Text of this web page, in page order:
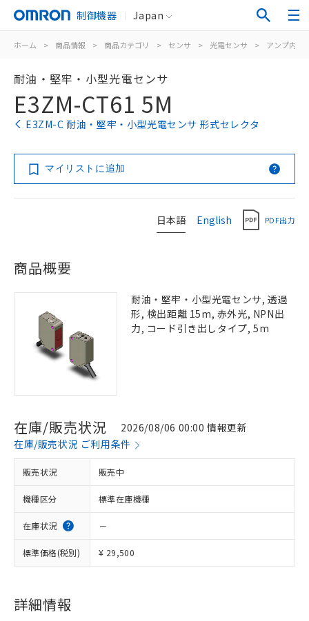
制御機器 Japan
ホーム > 商品情報 > 商品カテゴリ > センサ > 光電センサ > アンプ内蔵
耐油・堅牢・小型光電センサ
E3ZM-CT61 5M
E3ZM-C 耐油・堅牢・小型光電センサ 形式セレクタ
マイリストに追加
日本語 English PDF出力
商品概要
耐油・堅牢・小型光電センサ, 透過
形, 検出距離 15m, 赤外光, NPN出
力, コード引き出しタイプ, 5m
在庫/販売状況
2026/08/06 00:00 情報更新
在庫/販売状況 ご利用条件
販売状況 販売中
機種区分 標準在庫機種
在庫状況 －
標準価格(税別) ¥ 29,500
詳細情報